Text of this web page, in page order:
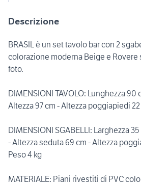
Descrizione
BRASIL è un set tavolo bar con 2
colorazione moderna Beige e Rovere
foto.
DIMENSIONI TAVOLO: Lunghezza
Altezza 97 cm - Altezza poggiapiedi 22
DIMENSIONI SGABELLI: Larghezza
- Altezza seduta 69 cm - Altezza
Peso 4 kg
MATERIALE: Piani rivestiti di PVC